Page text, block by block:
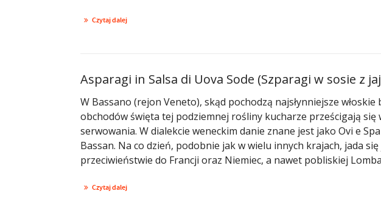
Czytaj dalej
Asparagi in Salsa di Uova Sode (Szparagi w sosie z
W Bassano (rejon Veneto), skąd pochodzą najsłynniejsze
obchodów święta tej podziemnej rośliny kucharze prześcigają
serwowania. W dialekcie weneckim danie znane jest jako Ovi e
Bassan. Na co dzień, podobnie jak w wielu innych krajach, jada
przeciwieństwie do Francji oraz Niemiec, a nawet pobliskiej
Czytaj dalej